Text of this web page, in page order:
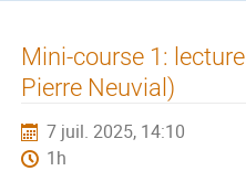
Mini-course 1:
Pierre Neuvial)
7 juil. 2025, 14:10
1h